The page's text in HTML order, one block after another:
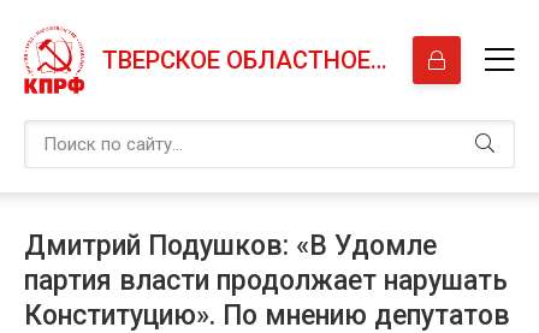
ТВЕРСКОЕ ОБЛАСТНОЕ ОТДЕЛЕНИЕ КПРФ
Дмитрий Подушков: «В Удомле
партия власти продолжает нарушать
Конституцию». По мнению депутатов